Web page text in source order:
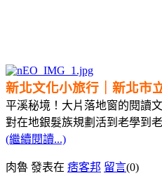
新北文化小旅行｜新北市
平溪秘境！大片落地窗的閱讀
對在地銀髮族規劃活到老學到
(繼續閱讀...)
肉魯 發表在 痞客邦 留言(0)